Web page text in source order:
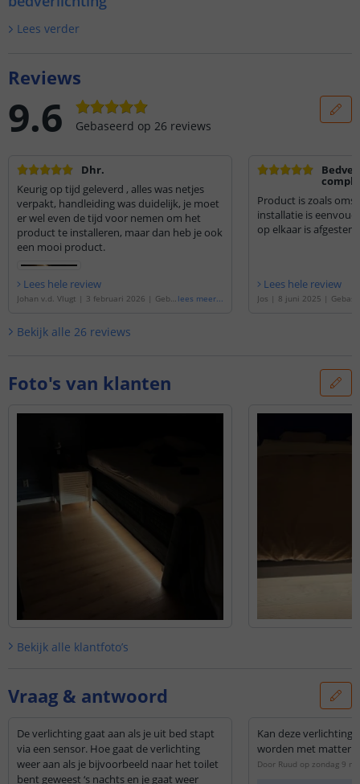
Lees verder
Reviews
9.6 Gebaseerd op 26 reviews
Dhr.
Keurig op tijd geleverd , alles was netjes
verpakt, handleiding was duidelijk, je moet
er wel even de tijd voor nemen om het
product te installeren, maar dan heb je ook
een mooi product.
Lees hele review
Johan v.d. Vlugt | 3 februari 2026 | Geba
t bewegingssensor en hoekprofiel
lees meer...
Product is zoals
installatie is
op elkaar is
Lees hele review
Jos | 8 juni 2025 |
Bekijk alle 26 reviews
Foto's van klanten
Bekijk alle klantfoto’s
Vraag & antwoord
De verlichting gaat aan als je uit bed stapt
via een sensor. Hoe gaat de verlichting
weer aan als je bijvoorbeeld naar het toilet
bent geweest ‘s nachts en je gaat weer
Kan deze verlichting
worden met matter
Door Ruud op zondag 9